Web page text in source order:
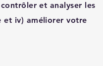
et analyser les
et iv) améliorer votre